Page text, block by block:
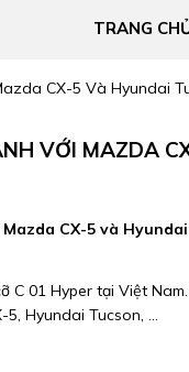
TRANG
CX-5 Và Hyundai
VỚI MAZDA
CX-5 và Hyundai
C 01 Hyper tại Việt Nam.
Hyundai Tucson, …